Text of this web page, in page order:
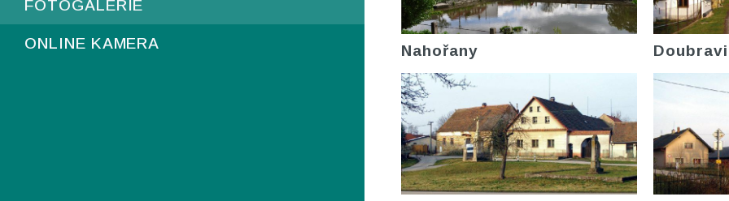
FOTOGALERIE
ONLINE KAMERA Nahořany